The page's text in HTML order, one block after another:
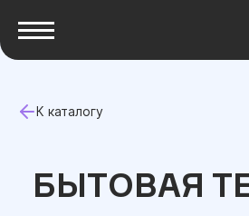
К каталогу
БЫТОВАЯ